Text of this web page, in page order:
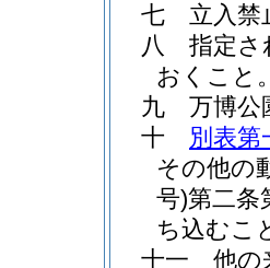
七
立入禁
八
指定さ
おくこと
九
万博公
十
別表第
その他の
号)第二条
ち込むこ
十一
他の